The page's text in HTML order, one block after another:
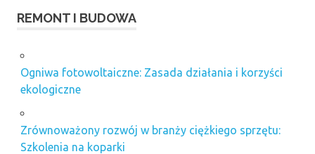
REMONT I BUDOWA
Ogniwa fotowoltaiczne: Zasada działania i korzyści
ekologiczne
Zrównoważony rozwój w branży ciężkiego sprzętu:
Szkolenia na koparki